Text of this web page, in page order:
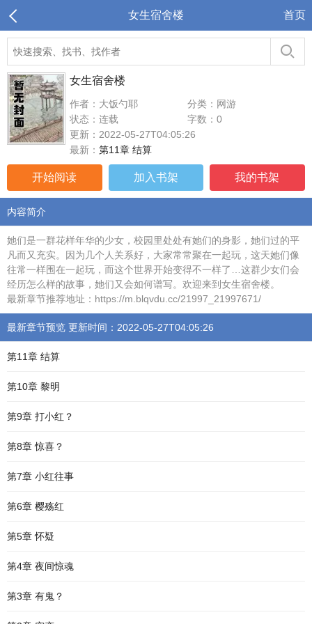
女生宿舍楼 首页
女生宿舍楼
作者：大饭勺耶
分类：网游
状态：连载
字数：0
更新：2022-05-27T04:05:26
最新： 第11章 结算
开始阅读 加入书架 我的书架
内容简介
她们是一群花样年华的少女，校园里处处有她们的身影，她们过的平
凡而又充实。因为几个人关系好，大家常常聚在一起玩，这天她们像
往常一样围在一起玩，而这个世界开始变得不一样了…这群少女们会
经历怎么样的故事，她们又会如何谱写。欢迎来到女生宿舍楼。
最新章节推荐地址：https://m.blqvdu.cc/21997_21997671/
最新章节预览 更新时间：2022-05-27T04:05:26
第11章 结算
第10章 黎明
第9章 打小红？
第8章 惊喜？
第7章 小红往事
第6章 樱殇红
第5章 怀疑
第4章 夜间惊魂
第3章 有鬼？